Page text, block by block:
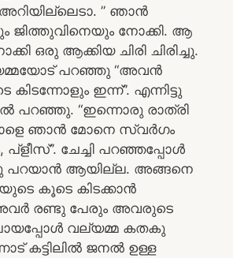
” ഞാൻ
ജിത്തുവിനെയും നോക്കി. ആ
ഒരു ആക്കിയ ചിരി ചിരിച്ചു.
പറഞ്ഞു “അവൻ
ഇന്ന്”. എന്നിട്ടു
പറഞ്ഞു. “ഇന്നൊരു രാത്രി
ഞാൻ മോനെ സ്വർഗം
പ്ളീസ്”. ചേച്ചി പറഞ്ഞപ്പോൾ
പറയാൻ ആയില്ല. അങ്ങനെ
കൂടെ കിടക്കാൻ
അവർ രണ്ടു പേരും അവരുടെ
വല്യമ്മ കതകു
കട്ടിലിൽ ജനൽ ഉള്ള